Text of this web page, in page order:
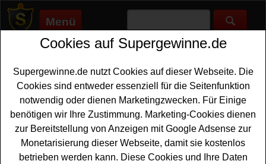
Menü
Supergewinne.de>Gewinnspiele>Sonstige Gewinnspiele
Anzeige:
Anzeige:
Dr. Oekter Ostergewinnspiel -
Wunsch Gutschein gewinnen
Cookies auf Supergewinne.de
Supergewinne.de nutzt Cookies auf dieser Webseite. Die
Cookies sind entweder essenziell für die Seitenfunktion
notwendig oder dienen Marketingzwecken. Für Einige
benötigen wir Ihre Zustimmung. Marketing-Cookies dienen
zur Bereitstellung von Anzeigen mit Google Adsense zur
Monetarisierung dieser Webseite, damit sie kostenlos
betrieben werden kann. Diese Cookies und Ihre Daten